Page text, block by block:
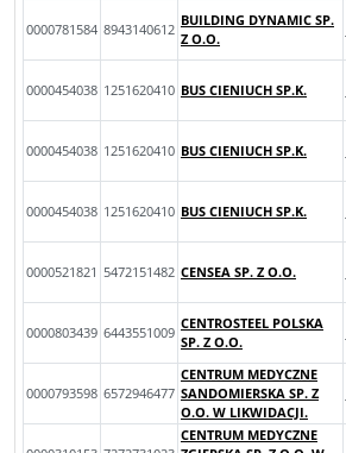
0000781584 8943140612
BUILDING DYNAMIC SP.
Z O.O.
0000454038 1251620410 BUS CIENIUCH SP.K.
0000454038 1251620410 BUS CIENIUCH SP.K.
0000454038 1251620410 BUS CIENIUCH SP.K.
0000521821 5472151482 CENSEA SP. Z O.O.
0000803439 6443551009
CENTROSTEEL POLSKA
SP. Z O.O.
0000793598 6572946477
CENTRUM MEDYCZNE
SANDOMIERSKA SP. Z
O.O. W LIKWIDACJI.
CENTRUM MEDYCZNE